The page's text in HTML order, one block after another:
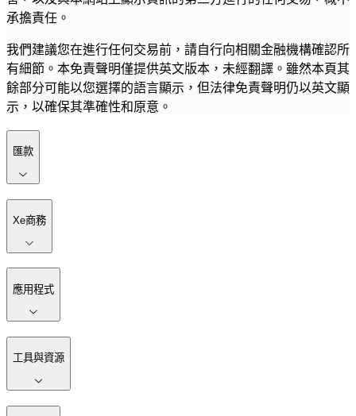
承擔責任。
我們建議您在進行任何交易前，請自行向相關金融機構確認所
有細節。本免責聲明僅提供英文版本，未經翻譯。雖然本頁其
餘部分可能以您選擇的語言顯示，但法律免責聲明仍以英文顯
示，以確保其準確性和原意。
匯款
Xe商務
應用程式
工具與資源